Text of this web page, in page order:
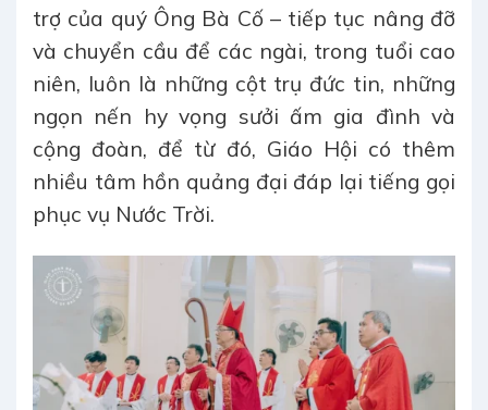
trợ của quý Ông Bà Cố – tiếp tục nâng đỡ
và chuyển cầu để các ngài, trong tuổi cao
niên, luôn là những cột trụ đức tin, những
ngọn nến hy vọng sưởi ấm gia đình và
cộng đoàn, để từ đó, Giáo Hội có thêm
nhiều tâm hồn quảng đại đáp lại tiếng gọi
phục vụ Nước Trời.